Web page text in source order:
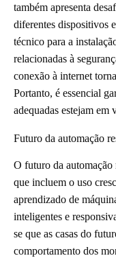
também apresenta
diferentes dispositivos
técnico para a
relacionadas à
conexão à internet
Portanto, é essencial
adequadas estejam em
Futuro da automação
O futuro da automação
que incluem o uso
aprendizado de
inteligentes e
se que as casas do
comportamento dos